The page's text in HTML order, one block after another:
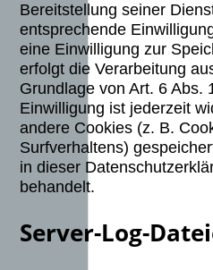
Bereitstellung seiner
entsprechende
eine Einwilligung zur
erfolgt die Verarbeitung
Grundlage von Art. 6 Abs.
Einwilligung ist jederzeit
andere Cookies (z. B.
Surfverhaltens)
in dieser
behandelt.
Server-Log-